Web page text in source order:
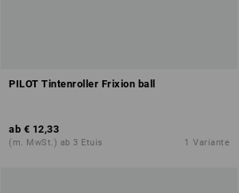
PILOT Tintenroller Frixion ball
ab € 12,33
(m. MwSt.) ab 3 Etuis 1 Variante